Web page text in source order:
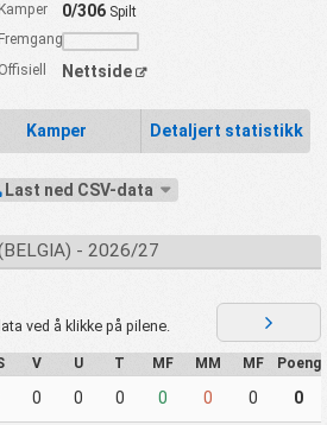
Kamper 0/306Spilt
Fremgang
Offisiell
Nettside
Kamper Detaljert statistikk
Last ned CSV-data
- 2026/27
ved å klikke på pilene.
V U T MF MM MF Poeng
0 0 0 0 0 0 0